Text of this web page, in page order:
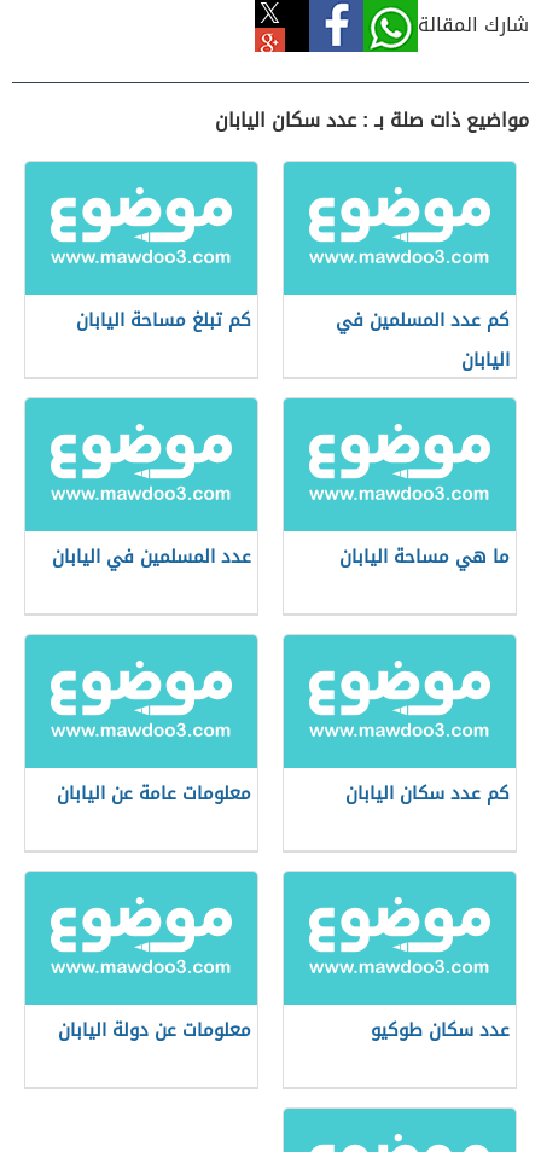
شارك المقالة
مواضيع ذات صلة بـ : عدد سكان اليابان
كم عدد المسلمين في
اليابان
كم تبلغ مساحة اليابان
ما هي مساحة اليابان عدد المسلمين في اليابان
كم عدد سكان اليابان معلومات عامة عن اليابان
عدد سكان طوكيو معلومات عن دولة اليابان